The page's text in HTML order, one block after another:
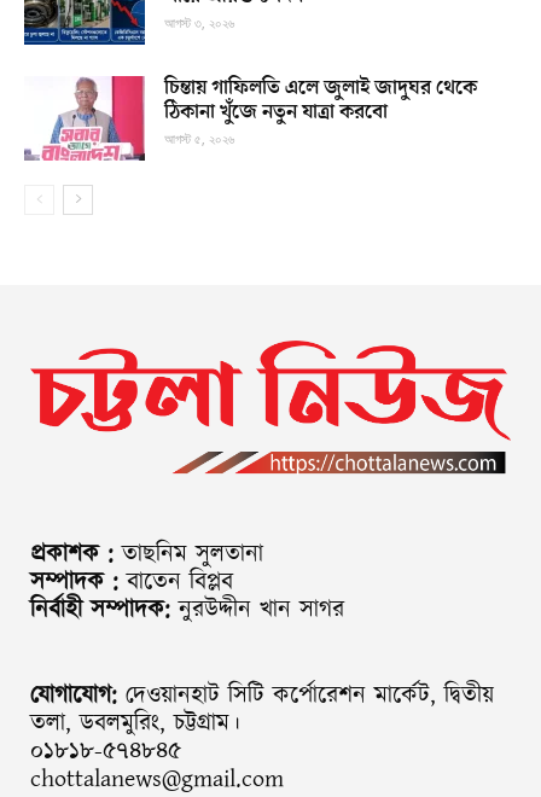
আগস্ট ৩, ২০২৬
চিন্তায় গাফিলতি এলে জুলাই জাদুঘর থেকে
ঠিকানা খুঁজে নতুন যাত্রা করবো
আগস্ট ৫, ২০২৬
প্রকাশক : তাছনিম সুলতানা
সম্পাদক : বাতেন বিপ্লব
নির্বাহী সম্পাদক: নুরউদ্দীন খান সাগর
যোগাযোগ: দেওয়ানহাট সিটি কর্পোরেশন মার্কেট, দ্বিতীয়
তলা, ডবলমুরিং, চট্টগ্রাম।
০১৮১৮-৫৭৪৮৪৫
chottalanews@gmail.com